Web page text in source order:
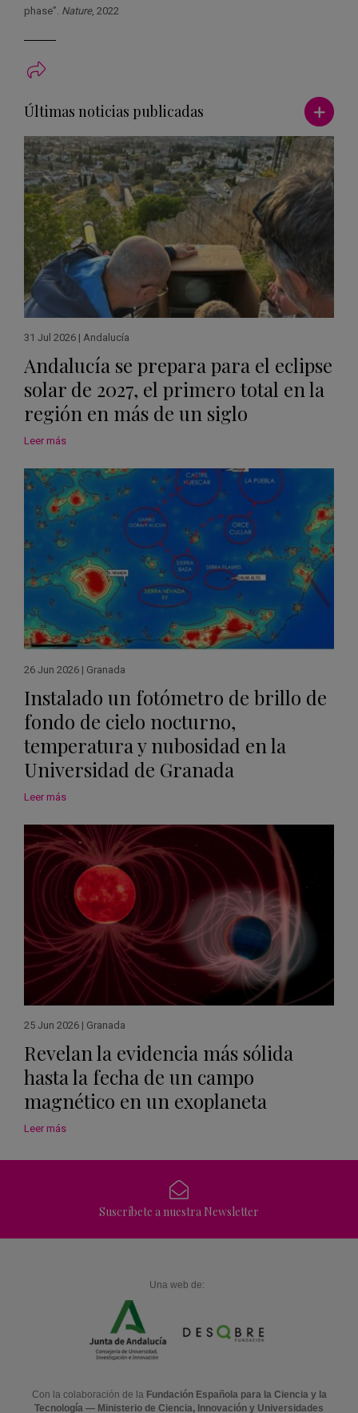
phase”. Nature, 2022
Últimas noticias publicadas Ver más
31 Jul 2026 | Andalucía
Andalucía se prepara para el eclipse
solar de 2027, el primero total en la
región en más de un siglo
Leer más
26 Jun 2026 | Granada
Instalado un fotómetro de brillo de
fondo de cielo nocturno,
temperatura y nubosidad en la
Universidad de Granada
Leer más
25 Jun 2026 | Granada
Revelan la evidencia más sólida
hasta la fecha de un campo
magnético en un exoplaneta
Leer más
Suscríbete a nuestra Newsletter
Una web de:
Con la colaboración de la Fundación Española para la Ciencia y la
Tecnología — Ministerio de Ciencia, Innovación y Universidades